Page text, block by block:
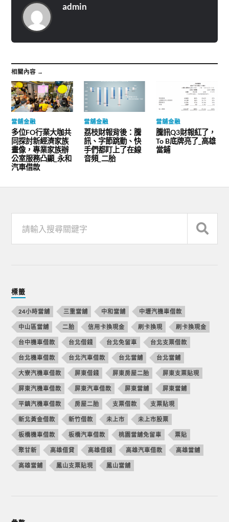
admin
相關內容 →
當舖金融
多位FO行業大咖共
同探討新經濟家族
畫像，專業家族辦
公室服務凸顯_永和
汽車借款
當舖金融
荔枝財報背後：騰
訊、字節跳動、快
手們都盯上了在線
音頻_二胎
當舖金融
騰訊Q3財報紅了，
To B底牌亮了_高雄
當鋪
標籤
24小時當舖 三重當舖 中和當舖 中壢汽機車借款
中山區當舖 二胎 信用卡換現金 刷卡換現 刷卡換現金
台中機車借款 台北借錢 台北免留車 台北支票借款
台北機車借款 台北汽車借款 台北當舖 台北當鋪
大寮汽機車借款 屏東借錢 屏東房屋二胎 屏東支票貼現
屏東汽機車借款 屏東汽車借款 屏東當舖 屏東當鋪
平鎮汽機車借款 房屋二胎 支票借款 支票貼現
新北黃金借款 新竹借款 未上市 未上市股票
板橋機車借款 板橋汽車借款 桃園當舖免留車 票貼
聚甘新 高雄借貸 高雄借錢 高雄汽車借款 高雄當舖
高雄當鋪 鳳山支票貼現 鳳山當舖